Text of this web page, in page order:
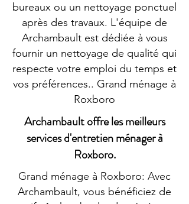
bureaux ou un nettoyage ponctuel
après des travaux. L'équipe de
Archambault est dédiée à vous
fournir un nettoyage de qualité qui
respecte votre emploi du temps et
vos préférences.. Grand ménage à
Roxboro
Archambault offre les meilleurs
services d'entretien ménager à
Roxboro.
Grand ménage à Roxboro: Avec
Archambault, vous bénéficiez de